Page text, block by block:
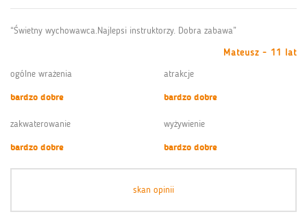
“Świetny wychowawca.Najlepsi instruktorzy. Dobra zabawa”
Mateusz - 11 lat
ogólne wrażenia
bardzo dobre
atrakcje
bardzo dobre
zakwaterowanie
bardzo dobre
wyżywienie
bardzo dobre
skan opinii